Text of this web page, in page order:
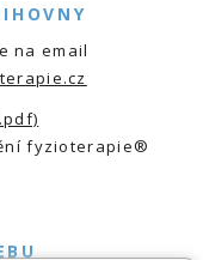
na email
fyzioterapie®